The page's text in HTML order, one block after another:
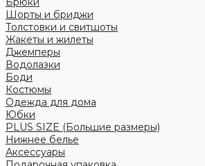
Шорты и бриджи
Толстовки и свитшоты
Жакеты и жилеты
Джемперы
Водолазки
Боди
Костюмы
Одежда для дома
Юбки
PLUS SIZE (Большие размеры)
Нижнее белье
Аксессуары